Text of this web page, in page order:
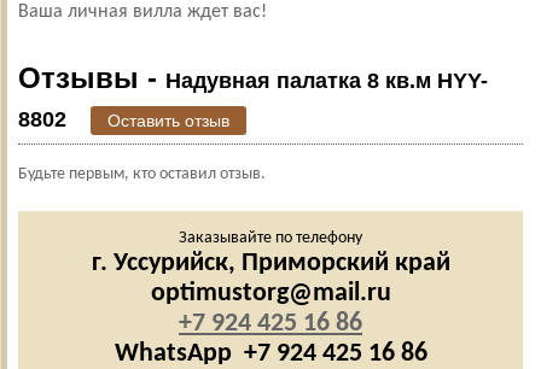
Ваша личная вилла ждет вас!
Отзывы - Надувная палатка 8 кв.м HYY-
8802
Оставить отзыв
Будьте первым, кто оставил отзыв.
Заказывайте по телефону
г. Уссурийск, Приморский край
optimustorg@mail.ru
+7 924 425 16 86
WhatsApp +7 924 425 16 86